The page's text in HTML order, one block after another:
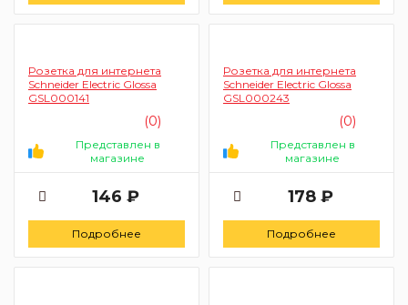
Розетка для интернета
Schneider Electric Glossa
GSL000141
(0)
Представлен в
магазине
146 ₽
Подробнее
Розетка для интернета
Schneider Electric Glossa
GSL000243
(0)
Представлен в
магазине
178 ₽
Подробнее